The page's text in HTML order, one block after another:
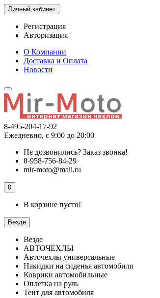
Личный кабинет
Регистрация
Авторизация
О Компании
Доставка и Оплата
Новости
8-495-204-17-92
Ежедневно, с 9:00 до 20:00
Не дозвонились? Заказ звонка!
8-958-756-84-29
mir-moto@mail.ru
0
В корзине пусто!
Везде
Везде
АВТОЧЕХЛЫ
Авточехлы универсальные
Накидки на сиденья автомобиля
Коврики автомобильные
Оплетка на руль
Тент для автомобиля